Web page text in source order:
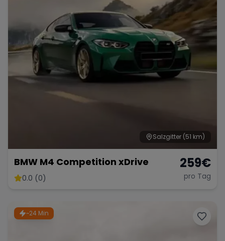
Salzgitter (51 km)
BMW M4 Competition xDrive
0.0 (0)
259€
pro Tag
~24 Min